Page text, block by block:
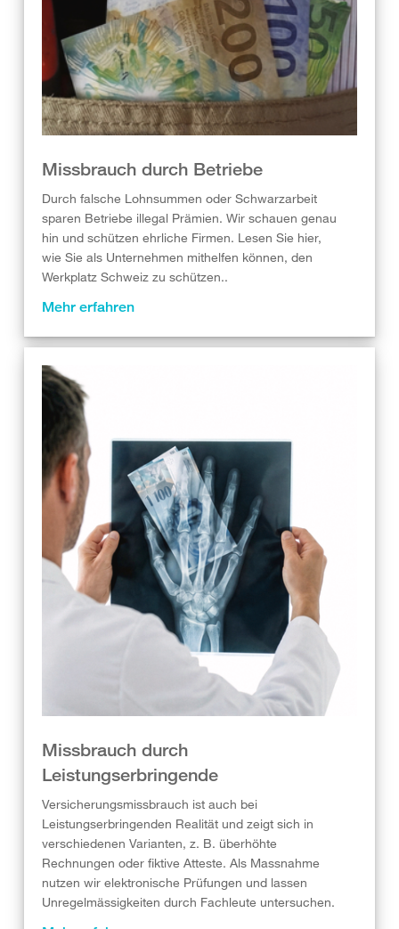
Missbrauch durch Betriebe
Durch falsche Lohnsummen oder Schwarzarbeit
sparen Betriebe illegal Prämien. Wir schauen genau
hin und schützen ehrliche Firmen. Lesen Sie hier,
wie Sie als Unternehmen mithelfen können, den
Werkplatz Schweiz zu schützen..
Mehr erfahren
Missbrauch durch
Leistungserbringende
Versicherungsmissbrauch ist auch bei
Leistungserbringenden Realität und zeigt sich in
verschiedenen Varianten, z. B. überhöhte
Rechnungen oder fiktive Atteste. Als Massnahme
nutzen wir elektronische Prüfungen und lassen
Unregelmässigkeiten durch Fachleute untersuchen.